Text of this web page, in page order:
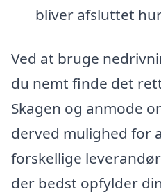
bliver afsluttet
Ved at bruge
du nemt finde det
Skagen og anmode
derved mulighed for
forskellige
der bedst opfylder